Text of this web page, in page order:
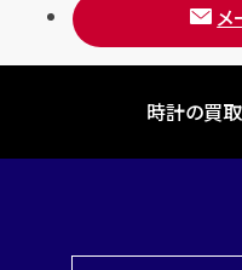
メ
時計の買